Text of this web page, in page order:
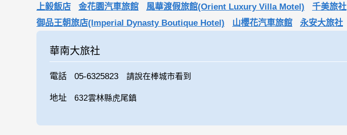
上毅飯店 金花園汽車旅館 風華渡假旅館(Orient Luxury Villa Motel)
千美旅社
御品王朝旅店(Imperial Dynasty Boutique Hotel)
山櫻花汽車旅館 永安大旅社
華南大旅社
電話 05-6325823 請說在棒城市看到
地址 632雲林縣虎尾鎮